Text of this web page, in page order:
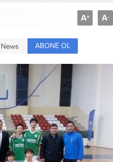
A+ A-
ABONE OL